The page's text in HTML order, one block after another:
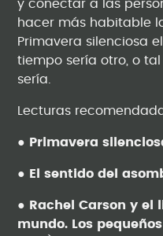
y conectar a las
hacer más habitable
Primavera silenciosa
tiempo sería otro, o
sería.
Lecturas
● Primavera
● El sentido del
●
Rachel Carson y el
mundo. Los